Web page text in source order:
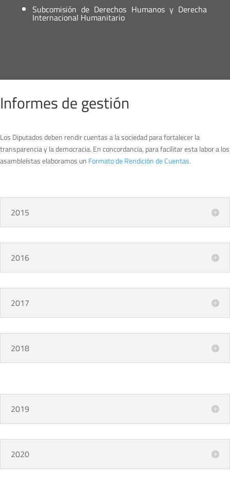
Subcomisión de Derechos Humanos y Derecha
Internacional Humanitario
Informes de gestión
Los Diputados deben rendir cuentas a la sociedad para fortalecer la
transparencia y la democracia. En concordancia, para facilitar esta labor a los
asambleístas elaboramos un Formato de Rendición de Cuentas.
2015
2016
2017
2018
2019
2020